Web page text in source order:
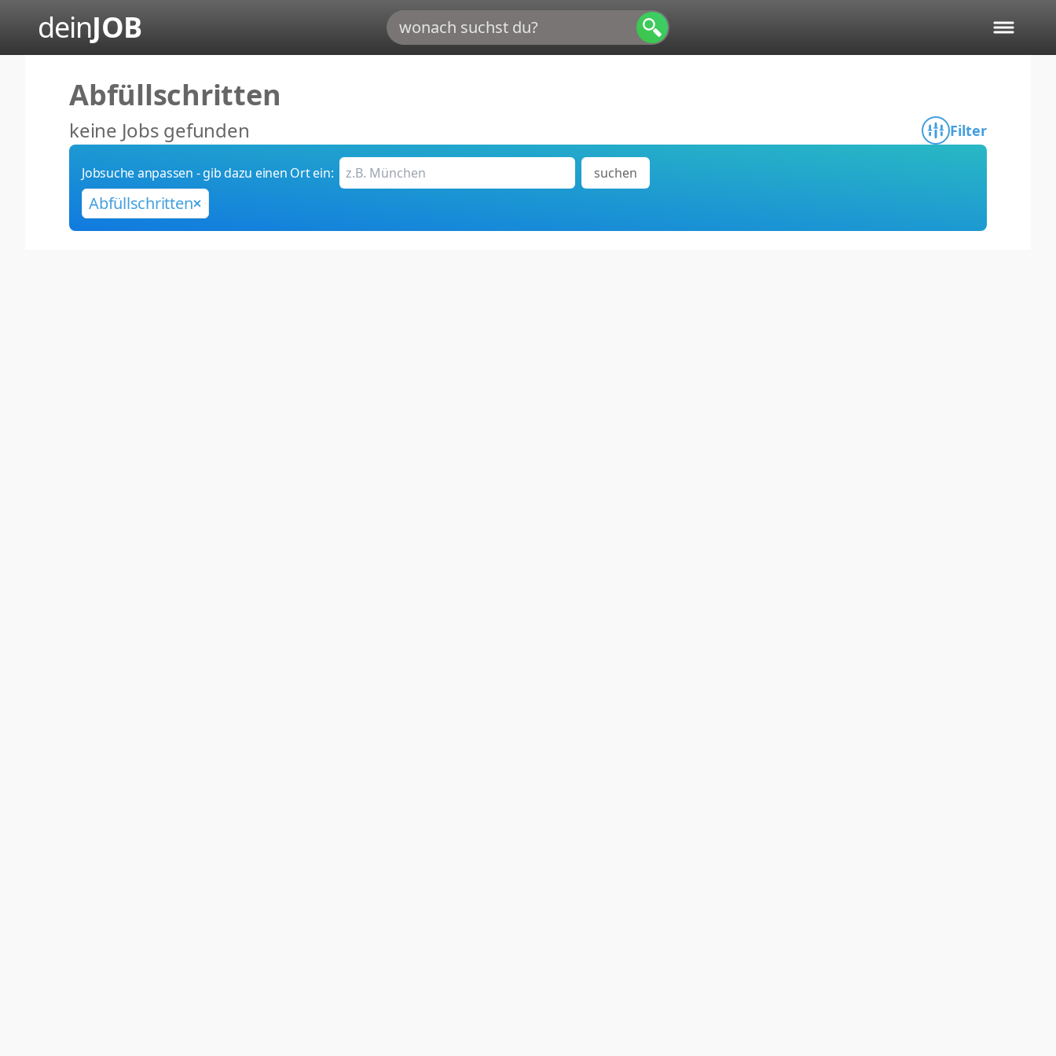
deinJOB
Abfüllschritten
keine Jobs gefunden Filter
Jobsuche anpassen - gib dazu einen Ort ein: suchen
Abfüllschritten